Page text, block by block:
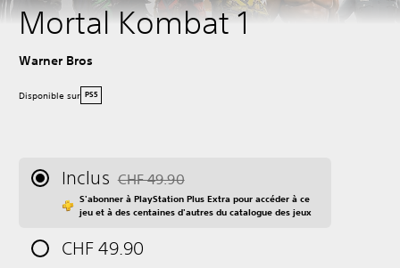
Mortal Kombat 1
Warner Bros
Disponible sur PS5
Inclus Remise par rapport au prix d'origine de CHF
CHF 49.90
S'abonner à PlayStation Plus Extra pour accéder à ce
jeu et à des centaines d'autres du catalogue des jeux
CHF 49.90